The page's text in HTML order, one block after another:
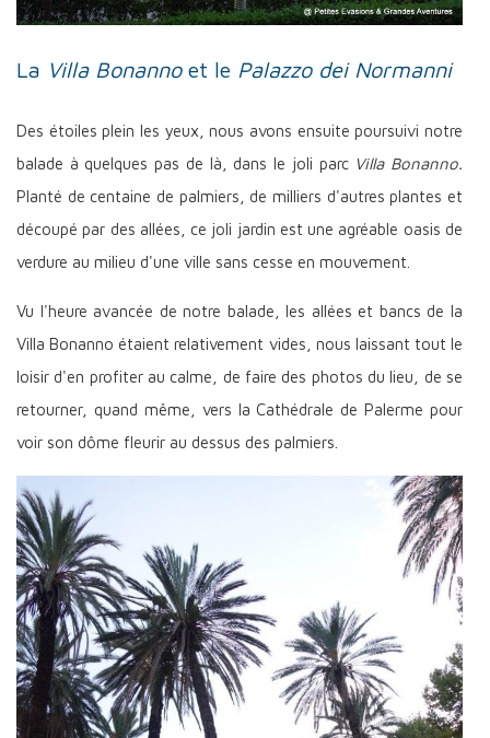
La Villa Bonannoet le Palazzo dei Normanni
Des étoiles plein les yeux, nous avons ensuite poursuivi notre
balade à quelques pas de là, dans le joli parc Villa Bonanno.
Planté de centaine de palmiers, de milliers d'autres plantes et
découpé par des allées, ce joli jardin est une agréable oasis de
verdure au milieu d'une ville sans cesse en mouvement.
Vu l'heure avancée de notre balade, les allées et bancs de la
Villa Bonanno étaient relativement vides, nous laissant tout le
loisir d'en profiter au calme, de faire des photos du lieu, de se
retourner, quand même, vers la Cathédrale de Palerme pour
voir son dôme fleurir au dessus des palmiers.